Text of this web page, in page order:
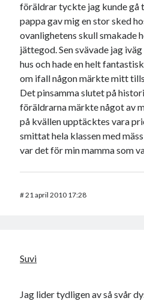
föräldrar tyckte jag kunde gå
pappa gav mig en stor sked
ovanlighetens skull smakade
jättegod. Sen svävade jag
hus och hade en helt
om ifall någon märkte mitt
Det pinsamma slutet på
föräldrarna märkte något av
på kvällen upptäcktes vara
smittat hela klassen med
var det för min mamma som
#21 april 2010 17:28
Suvi
Jag lider tydligen av så svår